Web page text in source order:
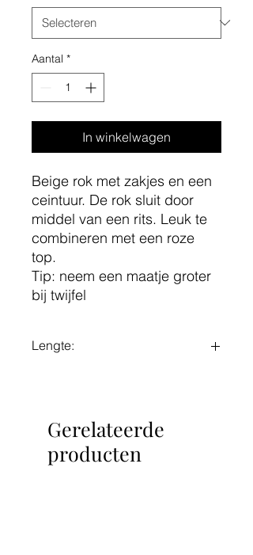
Aantal *
In winkelwagen
Beige rok met zakjes en een
ceintuur. De rok sluit door
middel van een rits. Leuk te
combineren met een roze
top.
Tip: neem een maatje groter
bij twijfel
Lengte:
Gerelateerde
producten